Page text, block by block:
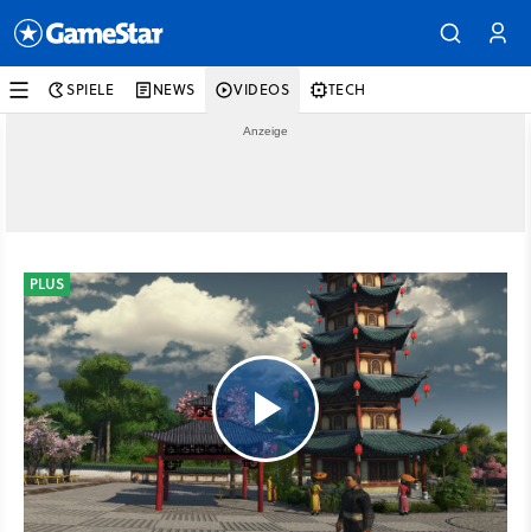
SPIELE NEWS VIDEOS TECH
PLUS